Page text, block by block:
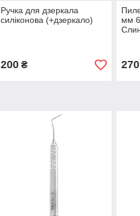
Ручка для дзеркала
силіконова (+дзеркало)
200₴
мм
270